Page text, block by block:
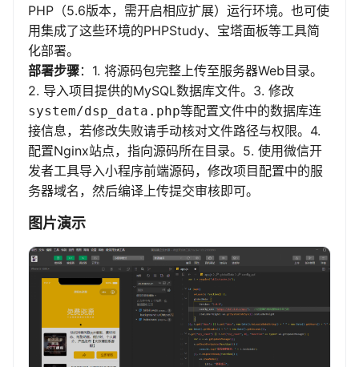
PHP（5.6版本，需开启相应扩展）运行环境。也可使
用集成了这些环境的PHPStudy、宝塔面板等工具简
化部署。
部署步骤：1. 将源码包完整上传至服务器Web目录。
2. 导入项目提供的MySQL数据库文件。3. 修改
system/dsp_data.php等配置文件中的数据库连
接信息，若修改失败请手动核对文件路径与权限。4.
配置Nginx站点，指向源码所在目录。5. 使用微信开
发者工具导入小程序前端源码，修改项目配置中的服
务器域名，然后编译上传提交审核即可。
图片演示